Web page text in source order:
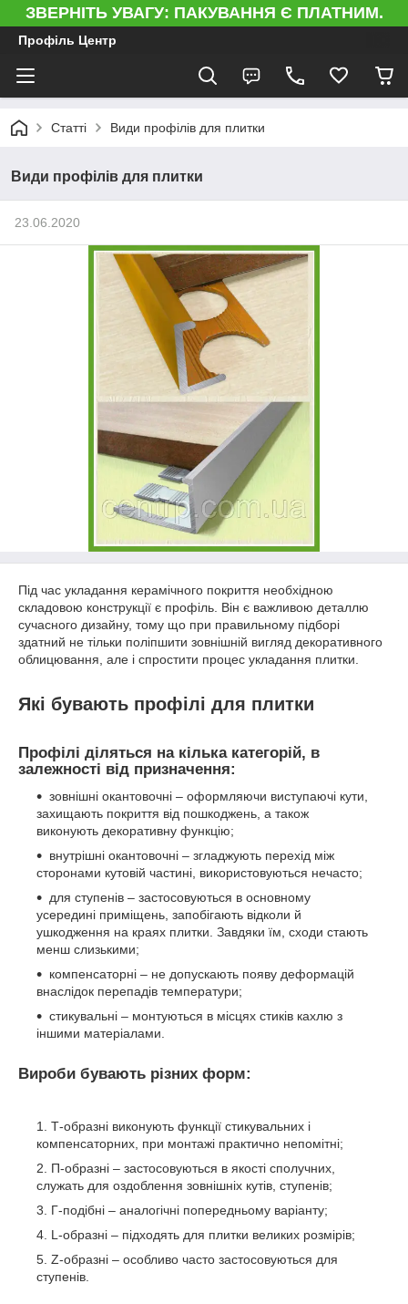
ЗВЕРНІТЬ УВАГУ: ПАКУВАННЯ Є ПЛАТНИМ.
Профіль Центр
Статті Види профілів для плитки
Види профілів для плитки
23.06.2020
Під час укладання керамічного покриття необхідною
складовою конструкції є профіль. Він є важливою деталлю
сучасного дизайну, тому що при правильному підборі
здатний не тільки поліпшити зовнішній вигляд декоративного
облицювання, але і спростити процес укладання плитки.
Які бувають профілі для плитки
Профілі діляться на кілька категорій, в
залежності від призначення:
зовнішні окантовочні – оформляючи виступаючі кути,
захищають покриття від пошкоджень, а також
виконують декоративну функцію;
внутрішні окантовочні – згладжують перехід між
сторонами кутовій частині, використовуються нечасто;
для ступенів – застосовуються в основному
усередині приміщень, запобігають відколи й
ушкодження на краях плитки. Завдяки їм, сходи стають
менш слизькими;
компенсаторні – не допускають появу деформацій
внаслідок перепадів температури;
стикувальні – монтуються в місцях стиків кахлю з
іншими матеріалами.
Вироби бувають різних форм:
Т-образні виконують функції стикувальних і
компенсаторних, при монтажі практично непомітні;
П-образні – застосовуються в якості сполучних,
служать для оздоблення зовнішніх кутів, ступенів;
Г-подібні – аналогічні попередньому варіанту;
L-образні – підходять для плитки великих розмірів;
Z-образні – особливо часто застосовуються для
ступенів.